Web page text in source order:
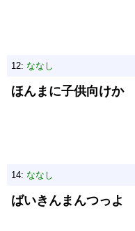
12: ななし
ほんまに子供向けか
14: ななし
ばいきんまんつっよ